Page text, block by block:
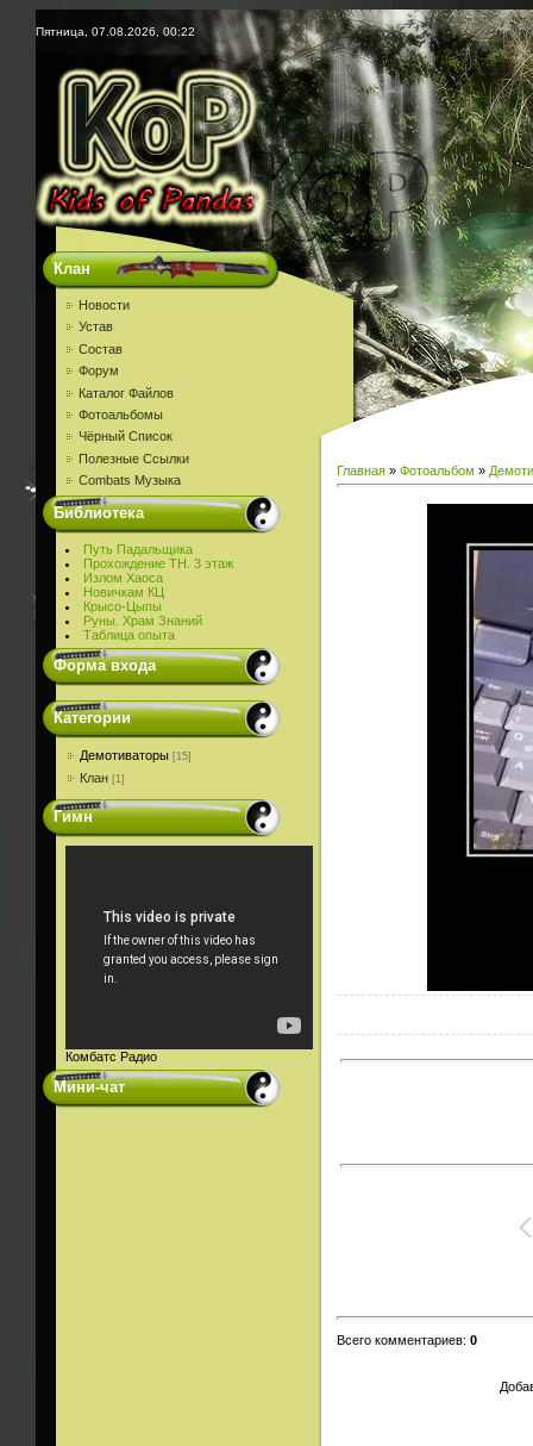
Пятница, 07.08.2026, 00:22
Клан
Новости
Устав
Состав
Форум
Каталог Файлов
Фотоальбомы
Чёрный Список
Полезные Ссылки
Combats Музыка
Библиотека
Путь Падальщика
Прохождение ТН. 3 этаж
Излом Хаоса
Новичкам КЦ
Крысо-Цыпы
Руны. Храм Знаний
Таблица опыта
Форма входа
Категории
Демотиваторы [15]
Клан [1]
Гимн
Комбатс Радио
Мини-чат
Главная » Фотоальбом »
Всего комментариев: 0